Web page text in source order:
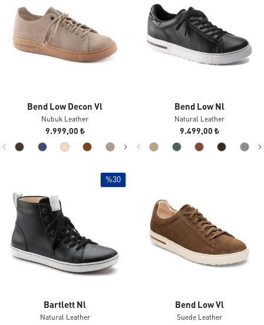
Bend Low Decon Vl
Nubuk Leather
9.999,00 ₺
Bend Low Nl
Natural Leather
9.499,00 ₺
%30
Bartlett Nl
Natural Leather
Bend Low Vl
Suede Leather